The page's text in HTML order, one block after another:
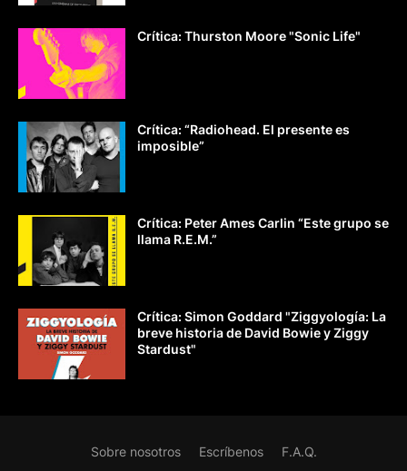
Crítica: Thurston Moore "Sonic Life"
Crítica: “Radiohead. El presente es
imposible”
Crítica: Peter Ames Carlin “Este grupo se
llama R.E.M.”
Crítica: Simon Goddard "Ziggyología: La
breve historia de David Bowie y Ziggy
Stardust"
Sobre nosotros Escríbenos F.A.Q.